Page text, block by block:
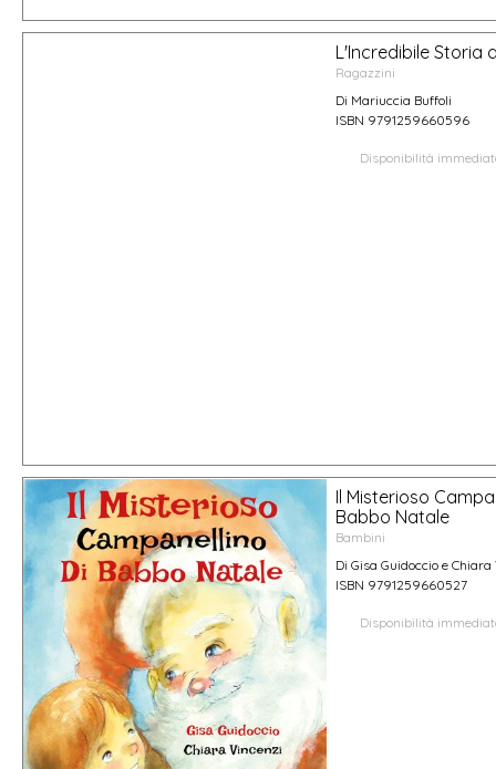
L'Incredibile Storia
Ragazzini
Di Mariuccia Buffoli
ISBN 9791259660596
Disponibilità
Il Misterioso
Babbo Natale
Bambini
Di Gisa Guidoccio e
ISBN 9791259660527
Disponibilità